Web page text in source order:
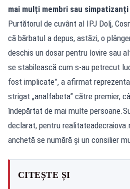
mai mulți membri sau simpatizanți
Purtătorul de cuvânt al IPJ Dolj,
că bărbatul a depus, astăzi, o
deschis un dosar pentru lovire sau
se stabilească cum s-au petrecut
fost implicate”, a afirmat
strigat „analfabeta” către premier,
îndepărtat de mai multe
declarat, pentru
anchetă se numără și un consilier
CITEȘTE ȘI